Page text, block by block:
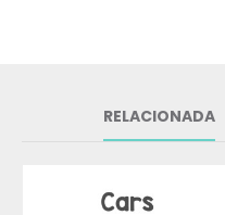
RELACIONADA